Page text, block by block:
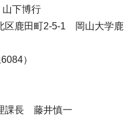
下博行
区鹿田町2-5-1 岡山大学鹿
）
課長 藤井慎一